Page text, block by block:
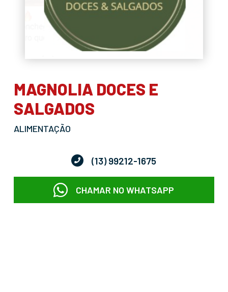
MAGNOLIA DOCES E
SALGADOS
ALIMENTAÇÃO
(13) 99212-1675
CHAMAR NO WHATSAPP